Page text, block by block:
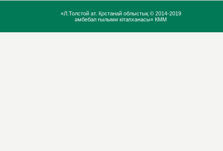
«Л.Толстой ат. Қостанай облыстық © 2014-2019
әмбебап ғылыми кітапханасы» КММ